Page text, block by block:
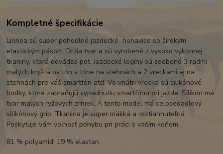
Kompletné špecifikácie
Linnea sú super pohodlné jazdecké nohavice so širokým
elastickým pásom. Držia tvar a sú vyrobené z vysoko výkonnej
tkaniny, ktorá odvádza pot. Jazdecké legíny sú zdobené 3 radmi
malých kryštálov tón v tóne na stehnách a 2 vreckami aj na
stehnách pre váš smartfón atď. Vo vnútri vrecka sú silikónové
bodky, ktoré zabraňujú vypadnutiu smartfónu pri jazde. Silikón má
tvar malých ryžových zrniek. A tento model má celosedadlový
silikónový grip. Tkanina je super mäkká a roztiahnuteľná.
Poskytuje vám voľnosť pohybu pri práci s vaším koňom.
81 % polyamid, 19 % elastan